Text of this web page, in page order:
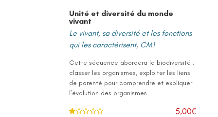
Unité et diversité du monde
vivant
Le vivant, sa diversité et les fonctions
qui les caractérisent, CM1
Cette séquence abordera la biodiversité :
classer les organismes, exploiter les liens
de parenté pour comprendre et expliquer
l’évolution des organismes....
5,00€